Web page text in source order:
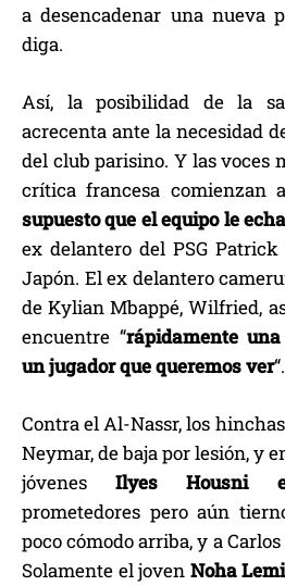
a desencadenar una nueva
diga.
Así, la posibilidad de la
acrecenta ante la necesidad
del club parisino. Y las voces
crítica francesa comienzan
supuesto que el equipo le
ex delantero del PSG
Japón. El ex delantero
de Kylian Mbappé, Wilfried,
encuentre “rápidamente
un jugador que queremos ver“.
Contra el Al-Nassr, los
Neymar, de baja por lesión, y
jóvenesIlyes Housni
prometedores pero aún
poco cómodo arriba, y a
Solamente el joven Noha